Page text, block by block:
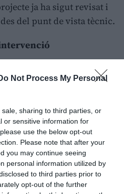
Not Process My Personal
sharing to third parties, or
or sensitive information for
use the below opt-out
Please note that after your
you may continue seeing
personal information utilized by
to third parties prior to
opt-out of the further
ja ha sigut revisat i
del punt de vista tècnic.